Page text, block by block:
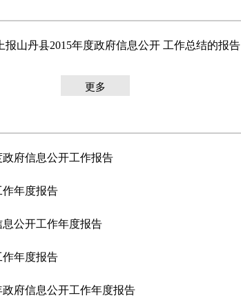
山丹县2015年度政府信息公开 工作总结的报告
更多
府信息公开工作报告
作年度报告
公开工作年度报告
作年度报告
府信息公开工作年度报告